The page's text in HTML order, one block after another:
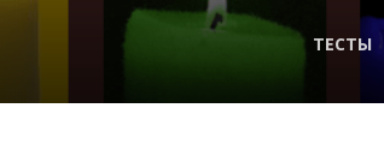
ТЕСТЫ